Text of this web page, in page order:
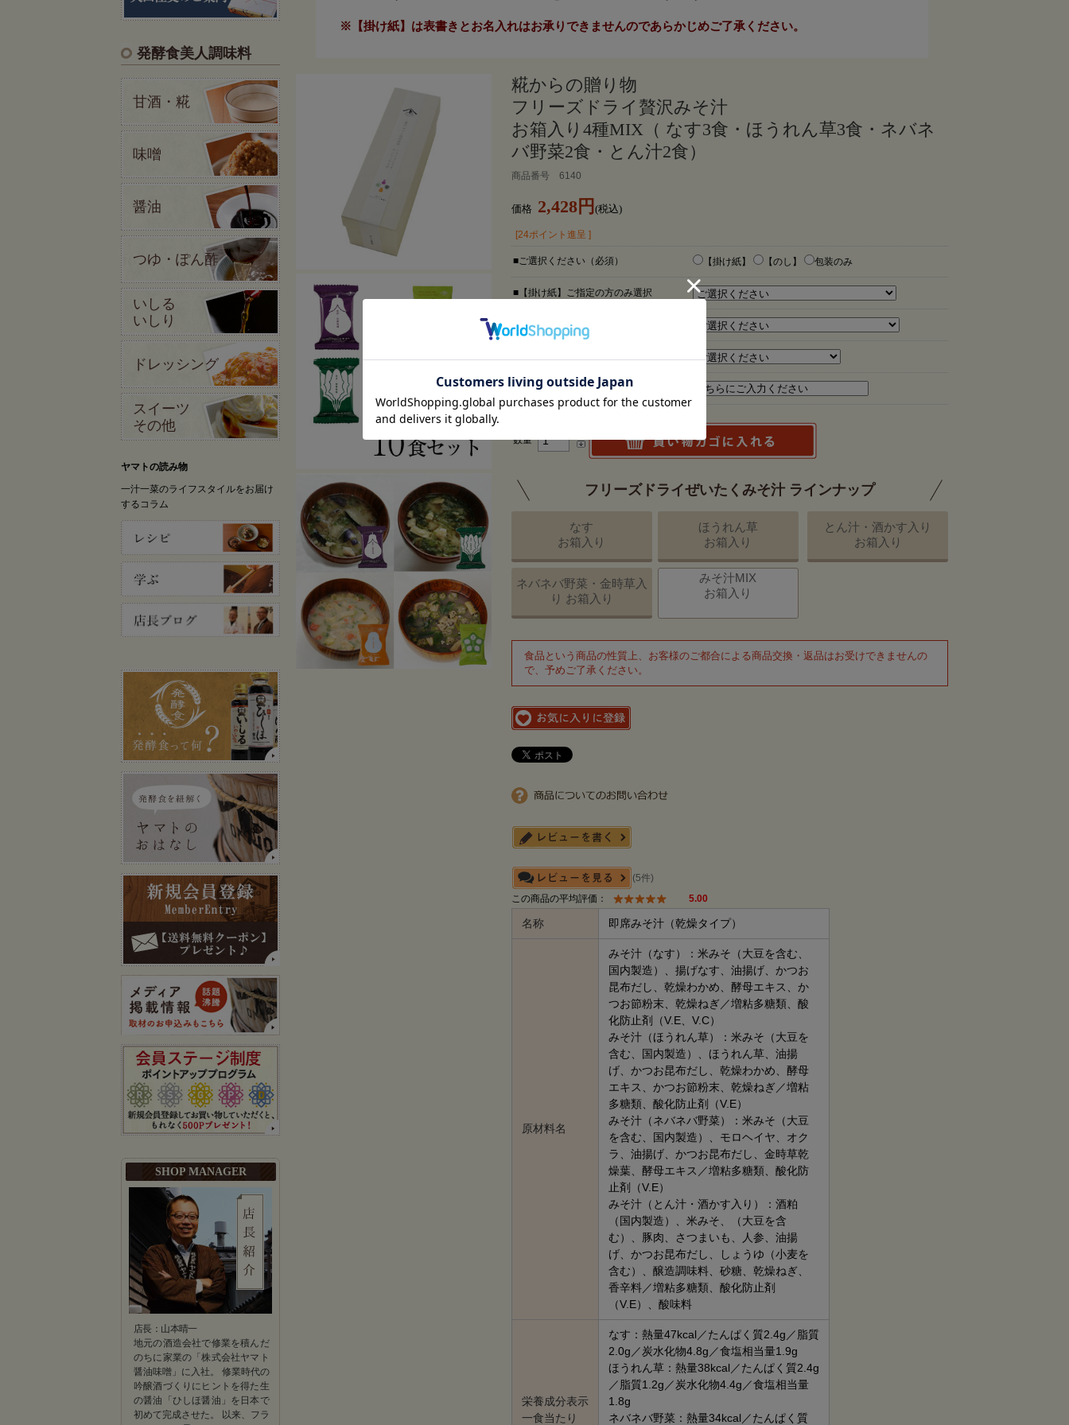
発酵食美人調味料
甘酒・糀
味噌
醤油
つゆ・ぽん酢
いしる
いしり
ドレッシング
スイーツ
その他
ヤマトの読み物
一汁一菜のライフスタイルをお届け
するコラム
SHOP MANAGER
店長：山本晴一
地元の酒造会社で修業を積んだ
のちに家業の「株式会社ヤマト
醤油味噌」に入社。 修業時代の
吟醸酒づくりにヒントを得た生
の醤油「ひしほ醤油」を日本で
初めて完成させた。 以来、フラ
※【掛け紙】は表書きとお名入れはお承りできませんのであらかじめご了承ください。
糀からの贈り物
フリーズドライ贅沢みそ汁
お箱入り4種MIX（ なす3食・ほうれん草3食・ネバネ
バ野菜2食・とん汁2食）
商品番号 6140
価格 2,428円 (税込)
[24ポイント進呈 ]
■ご選択ください（必須） 【掛け紙】 【のし】 包装のみ
■【掛け紙】ご指定の方のみ選択
■のし用途・表書き
■のしに記載するお名前
数量
フリーズドライぜいたくみそ汁 ラインナップ
なす
お箱入り
ほうれん草
お箱入り
とん汁・酒かす入り
お箱入り
ネバネバ野菜・金時草入
り お箱入り
みそ汁MIX
お箱入り
食品という商品の性質上、お客様のご都合による商品交換・返品はお受けできませんの
で、予めご了承ください。
(5件)
この商品の平均評価：
5.00
名称 即席みそ汁（乾燥タイプ）
原材料名
みそ汁（なす）：米みそ（大豆を含む、
国内製造）、揚げなす、油揚げ、かつお
昆布だし、乾燥わかめ、酵母エキス、か
つお節粉末、乾燥ねぎ／増粘多糖類、酸
化防止剤（V.E、V.C）
みそ汁（ほうれん草）：米みそ（大豆を
含む、国内製造）、ほうれん草、油揚
げ、かつお昆布だし、乾燥わかめ、酵母
エキス、かつお節粉末、乾燥ねぎ／増粘
多糖類、酸化防止剤（V.E）
みそ汁（ネバネバ野菜）：米みそ（大豆
を含む、国内製造）、モロヘイヤ、オク
ラ、油揚げ、かつお昆布だし、金時草乾
燥葉、酵母エキス／増粘多糖類、酸化防
止剤（V.E）
みそ汁（とん汁・酒かす入り）：酒粕
（国内製造）、米みそ、（大豆を含
む）、豚肉、さつまいも、人参、油揚
げ、かつお昆布だし、しょうゆ（小麦を
含む）、醸造調味料、砂糖、乾燥ねぎ、
香辛料／増粘多糖類、酸化防止剤
（V.E）、酸味料
栄養成分表示
一食当たり
なす：熱量47kcal／たんぱく質2.4g／脂質
2.0g／炭水化物4.8g／食塩相当量1.9g
ほうれん草：熱量38kcal／たんぱく質2.4g
／脂質1.2g／炭水化物4.4g／食塩相当量
1.8g
ネバネバ野菜：熱量34kcal／たんぱく質